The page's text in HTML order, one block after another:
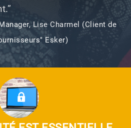
Lise Charmel (Client de
Esker)